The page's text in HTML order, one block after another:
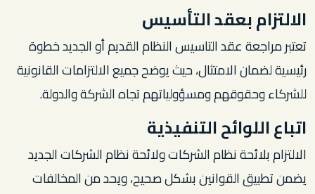
الالتزام بعقد التأسيس
تعتبر مراجعة عقد التاسيس النظام القديم أو الجديد خطوة
رئيسية لضمان الامتثال، حيث يوضح جميع الالتزامات القانونية
للشركاء وحقوقهم ومسؤولياتهم تجاه الشركة والدولة.
اتباع اللوائح التنفيذية
الالتزام بلائحة نظام الشركات ولائحة نظام الشركات الجديد
يضمن تطبيق القوانين بشكل صحيح، ويحد من المخالفات